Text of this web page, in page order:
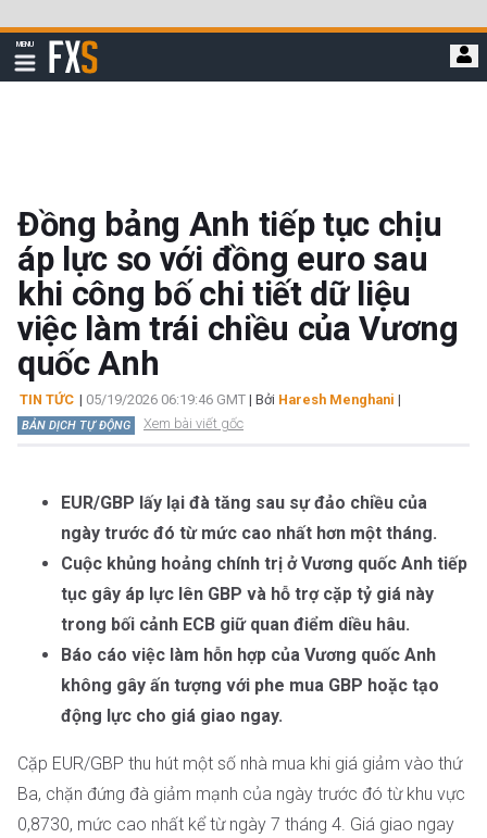
qua
đi
MENU
Hiển
thị
FXStreet
Đồng bảng Anh tiếp tục chịu
áp lực so với đồng euro sau
khi công bố chi tiết dữ liệu
việc làm trái chiều của Vương
quốc Anh
TIN TỨC | 05/19/2026 06:19:46 GMT | Bởi Haresh Menghani |
BẢN DỊCH TỰ ĐỘNG Xem bài viết gốc
EUR/GBP lấy lại đà tăng sau sự đảo chiều của
ngày trước đó từ mức cao nhất hơn một tháng.
Cuộc khủng hoảng chính trị ở Vương quốc Anh tiếp
tục gây áp lực lên GBP và hỗ trợ cặp tỷ giá này
trong bối cảnh ECB giữ quan điểm diều hâu.
Báo cáo việc làm hỗn hợp của Vương quốc Anh
không gây ấn tượng với phe mua GBP hoặc tạo
động lực cho giá giao ngay.
Cặp EUR/GBP thu hút một số nhà mua khi giá giảm vào thứ
Ba, chặn đứng đà giảm mạnh của ngày trước đó từ khu vực
0,8730, mức cao nhất kể từ ngày 7 tháng 4. Giá giao ngay